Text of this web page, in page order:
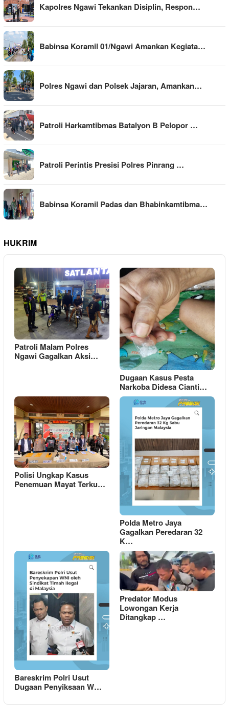
Kapolres Ngawi Tekankan Disiplin, Respon…
Babinsa Koramil 01/Ngawi Amankan Kegiata…
Polres Ngawi dan Polsek Jajaran, Amankan…
Patroli Harkamtibmas Batalyon B Pelopor …
Patroli Perintis Presisi Polres Pinrang …
Babinsa Koramil Padas dan Bhabinkamtibma…
HUKRIM
Patroli Malam Polres
Ngawi Gagalkan Aksi…
Dugaan Kasus Pesta
Narkoba Didesa Cianti…
Polisi Ungkap Kasus
Penemuan Mayat Terku…
Polda Metro Jaya
Gagalkan Peredaran 32
K…
Bareskrim Polri Usut
Dugaan Penyiksaan W…
Predator Modus
Lowongan Kerja
Ditangkap …